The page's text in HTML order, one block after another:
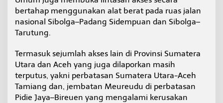
bertahap menggunakan alat berat pada ruas jalan
nasional Sibolga–Padang Sidempuan dan Sibolga–
Tarutung.
Termasuk sejumlah akses lain di Provinsi Sumatera
Utara dan Aceh yang juga dilaporkan masih
terputus, yakni perbatasan Sumatera Utara-Aceh
Tamiang dan, jembatan Meureudu di perbatasan
Pidie Jaya–Bireuen yang mengalami kerusakan